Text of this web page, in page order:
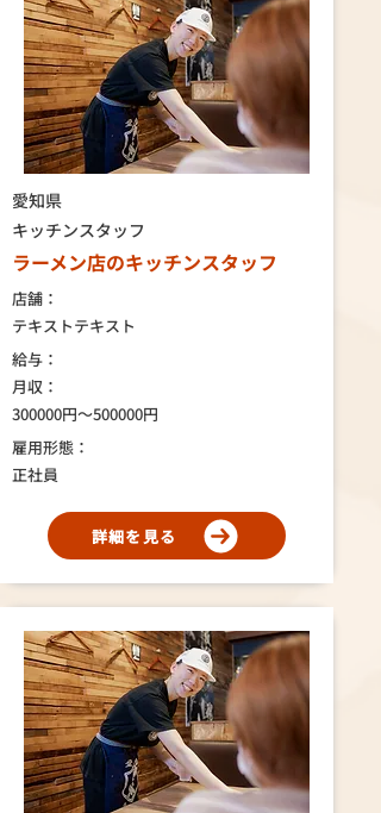
愛知県
キッチンスタッフ
ラーメン店のキッチンスタッフ
店舗：
テキストテキスト
給与：
月収：
300000円～500000円
雇用形態：
正社員
詳細を見る